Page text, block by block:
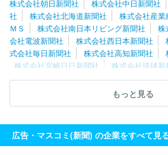
株式会社朝日新聞社 株式会社中日新聞社
社
株式会社北海道新聞社 株式会社産業
ＭＳ
株式会社南日本リビング新聞社 株
会社電波新聞社
株式会社西日本新聞社
式会社毎日新聞社
株式会社高知新聞社
株式会社宮崎日日新聞社
株式会社琉球新
社
株式会社新聞展望社 株式会社読売
株式会社新潟日報社 株式会社
社週刊つりニュース
済新聞社
株式会社サンデー山口 株式会
もっと見る
広告・マスコミ(新聞) の企業をすべて見